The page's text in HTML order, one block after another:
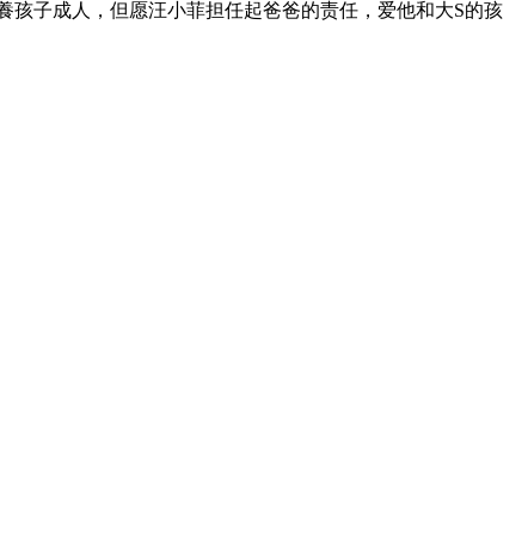
子成人，但愿汪小菲担任起爸爸的责任，爱他和大S的孩